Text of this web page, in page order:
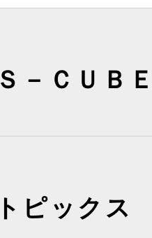
Ｓ－ＣＵＢ
トピックス